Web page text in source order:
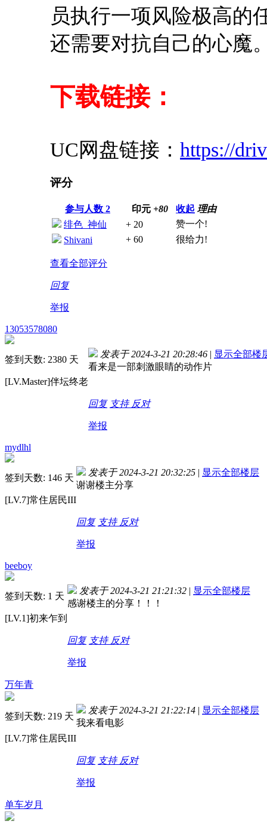
员执行一项风险极高的
还需要对抗自己的心魔
下载链接：
UC网盘链接： https://
评分
参与人数 2 印元 +80 收起 理由
绯色_神仙
+ 20
赞一个!
Shivani
+ 60 很给力!
查看全部评分
回复
举报
13053578080
签到天数: 2380 天
[LV.Master]伴坛终老
发表于 2024-3-21 20:28:46 | 显示全部楼
看来是一部刺激眼睛的动作片
回复 支持 反对
举报
mydlhl
签到天数: 146 天
[LV.7]常住居民III
发表于 2024-3-21 20:32:25 | 显示全部楼层
谢谢楼主分享
回复 支持 反对
举报
beeboy
签到天数: 1 天
[LV.1]初来乍到
发表于 2024-3-21 21:21:32 | 显示全部楼层
感谢楼主的分享！！！
回复 支持 反对
举报
万年青
签到天数: 219 天
[LV.7]常住居民III
发表于 2024-3-21 21:22:14 | 显示全部楼层
我来看电影
回复 支持 反对
举报
单车岁月